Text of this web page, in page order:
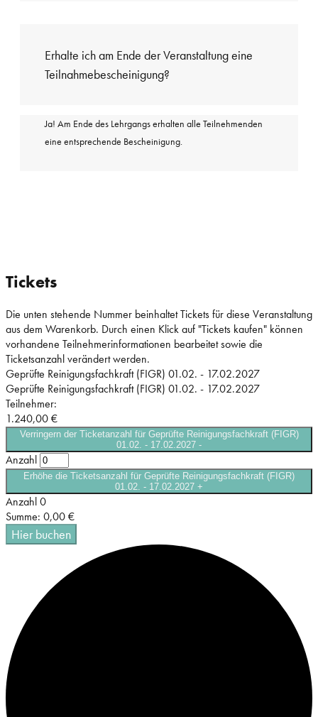
Erhalte ich am Ende der Veranstaltung eine
Teilnahmebescheinigung?
Ja! Am Ende des Lehrgangs erhalten alle Teilnehmenden
eine entsprechende Bescheinigung.
Tickets
Die unten stehende Nummer beinhaltet Tickets für diese Veranstaltung
aus dem Warenkorb. Durch einen Klick auf "Tickets kaufen" können
vorhandene Teilnehmerinformationen bearbeitet sowie die
Ticketsanzahl verändert werden.
Geprüfte Reinigungsfachkraft (FIGR) 01.02. - 17.02.2027
Geprüfte Reinigungsfachkraft (FIGR) 01.02. - 17.02.2027
Teilnehmer:
1.240,00€
Verringern der Ticketanzahl für Geprüfte Reinigungsfachkraft (FIGR)
01.02. - 17.02.2027 -
Anzahl
Erhöhe die Ticketsanzahl für Geprüfte Reinigungsfachkraft (FIGR)
01.02. - 17.02.2027 +
Anzahl0
Summe: 0,00€
Hier buchen